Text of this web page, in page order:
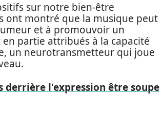
sur notre bien-être
ont montré que la musique peut
et à promouvoir un
partie attribués à la capacité
un neurotransmetteur qui joue
derrière l'expression être soupe